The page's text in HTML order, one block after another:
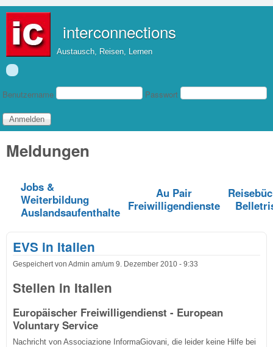
interconnections
Austausch, Reisen, Lernen
Benutzeranmeldung
Benutzername Passwort
Meldungen
Jobs &
Weiterbildung
Auslandsaufenthalte
Au Pair
Freiwilligendienste
EVS in Italien
Gespeichert von Admin am/um 9. Dezember 2010 - 9:33
Stellen in Italien
Europäischer Freiwilligendienst - European
Voluntary Service
Nachricht von Associazione InformaGiovani, die leider keine Hilfe bei